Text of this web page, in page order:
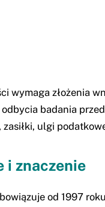
wymaga złożenia
badania
ulgi
i znaczenie
od 1997